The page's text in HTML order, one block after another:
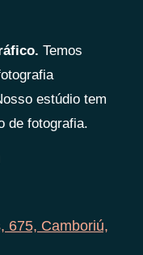
Temos
estúdio tem
de fotografia.
675, Camboriú,